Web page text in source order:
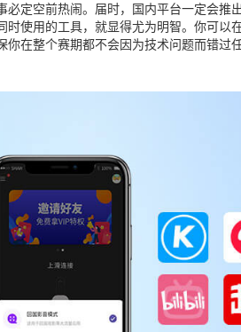
定空前热闹。届时，国内平台一定会
时使用的工具，就显得尤为明智。你可以
在整个赛期都不会因为技术问题而错过